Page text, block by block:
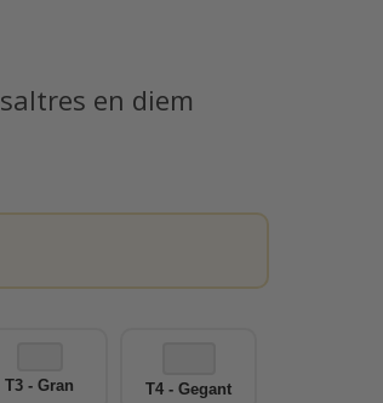
en diem
T3 - Gran T4 - Gegant